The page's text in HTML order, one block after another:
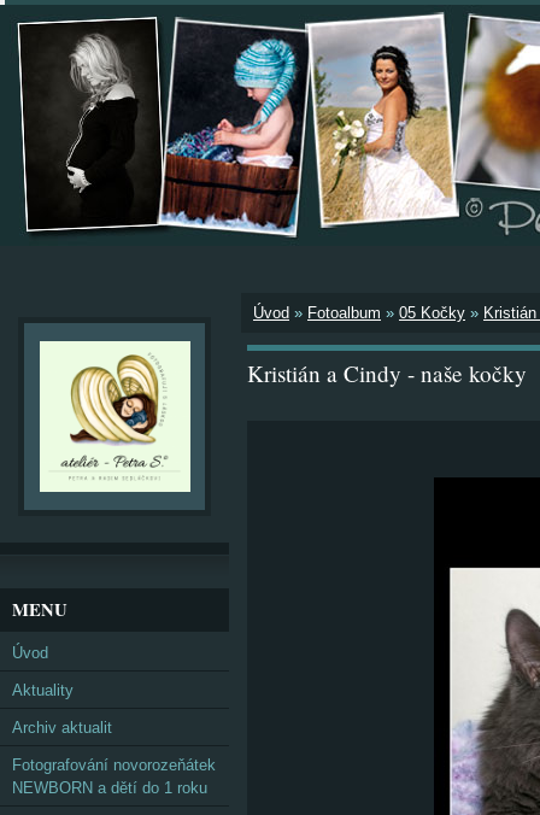
Úvod » Fotoalbum » 05 Kočky »
Kristián a Cindy - naše kočky
MENU
Úvod
Aktuality
Archiv aktualit
Fotografování novorozeňátek
NEWBORN a dětí do 1 roku